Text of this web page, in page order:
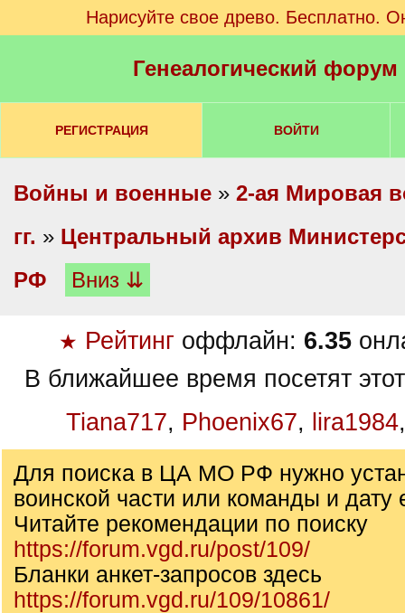
Нарисуйте свое древо. Бесплатно.
Генеалогический
РЕГИСТРАЦИЯ ВОЙТИ
Войны и военные » 2-ая Мировая
гг. » Центральный архив
РФ
Вниз ⇊
★ Рейтинг оффлайн: 6.35
В ближайшее время посетят
Tiana717, Phoenix67, lira1984
Для поиска в ЦА МО РФ нужно
воинской части или команды и дату
Читайте рекомендации по поиску
https://forum.vgd.ru/post/109/
Бланки анкет-запросов здесь
https://forum.vgd.ru/109/10861/